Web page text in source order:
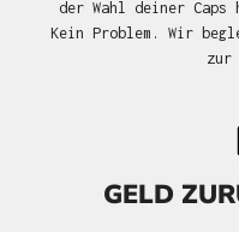
der Wahl deiner
Kein Problem. Wir
zur
GELD